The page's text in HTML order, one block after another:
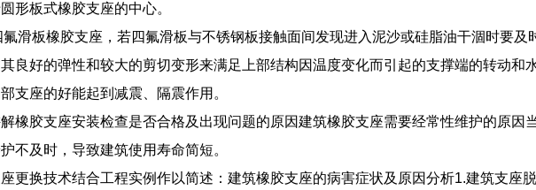
形板式橡胶支座的中心。
氟滑板橡胶支座，若四氟滑板与不锈钢板接触面间发现进入泥沙或硅脂油干涸时要及
良好的弹性和较大的剪切变形来满足上部结构因温度变化而引起的支撑端的转动和
支座的好能起到减震、隔震作用。
橡胶支座安装检查是否合格及出现问题的原因建筑橡胶支座需要经常性维护的原因
不及时，导致建筑使用寿命简短。
更换技术结合工程实例作以简述：建筑橡胶支座的病害症状及原因分析1.建筑支座